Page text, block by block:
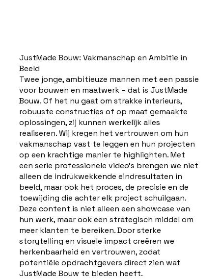
JustMade Bouw: Vakmanschap en Ambitie in
Beeld
Twee jonge, ambitieuze mannen met een passie
voor bouwen en maatwerk – dat is JustMade
Bouw. Of het nu gaat om strakke interieurs,
robuuste constructies of op maat gemaakte
oplossingen, zij kunnen werkelijk alles
realiseren. Wij kregen het vertrouwen om hun
vakmanschap vast te leggen en hun projecten
op een krachtige manier te highlighten. Met
een serie professionele video’s brengen we niet
alleen de indrukwekkende eindresultaten in
beeld, maar ook het proces, de precisie en de
toewijding die achter elk project schuilgaan.
Deze content is niet alleen een showcase van
hun werk, maar ook een strategisch middel om
meer klanten te bereiken. Door sterke
storytelling en visuele impact creëren we
herkenbaarheid en vertrouwen, zodat
potentiële opdrachtgevers direct zien wat
JustMade Bouw te bieden heeft.